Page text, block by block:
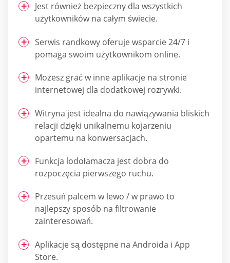
Jest również bezpieczny dla wszystkich
użytkowników na całym świecie.
Serwis randkowy oferuje wsparcie 24/7 i
pomaga swoim użytkownikom online.
Możesz grać w inne aplikacje na stronie
internetowej dla dodatkowej rozrywki.
Witryna jest idealna do nawiązywania bliskich
relacji dzięki unikalnemu kojarzeniu
opartemu na konwersacjach.
Funkcja lodołamacza jest dobra do
rozpoczęcia pierwszego ruchu.
Przesuń palcem w lewo / w prawo to
najlepszy sposób na filtrowanie
zainteresowań.
Aplikacje są dostępne na Androida i App
Store.